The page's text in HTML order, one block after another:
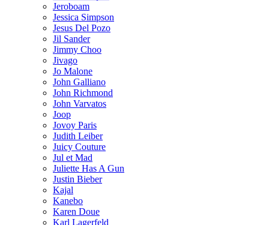
Jeroboam
Jessica Simpson
Jesus Del Pozo
Jil Sander
Jimmy Choo
Jivago
Jo Malone
John Galliano
John Richmond
John Varvatos
Joop
Jovoy Paris
Judith Leiber
Juicy Couture
Jul et Mad
Juliette Has A Gun
Justin Bieber
Kajal
Kanebo
Karen Doue
Karl Lagerfeld